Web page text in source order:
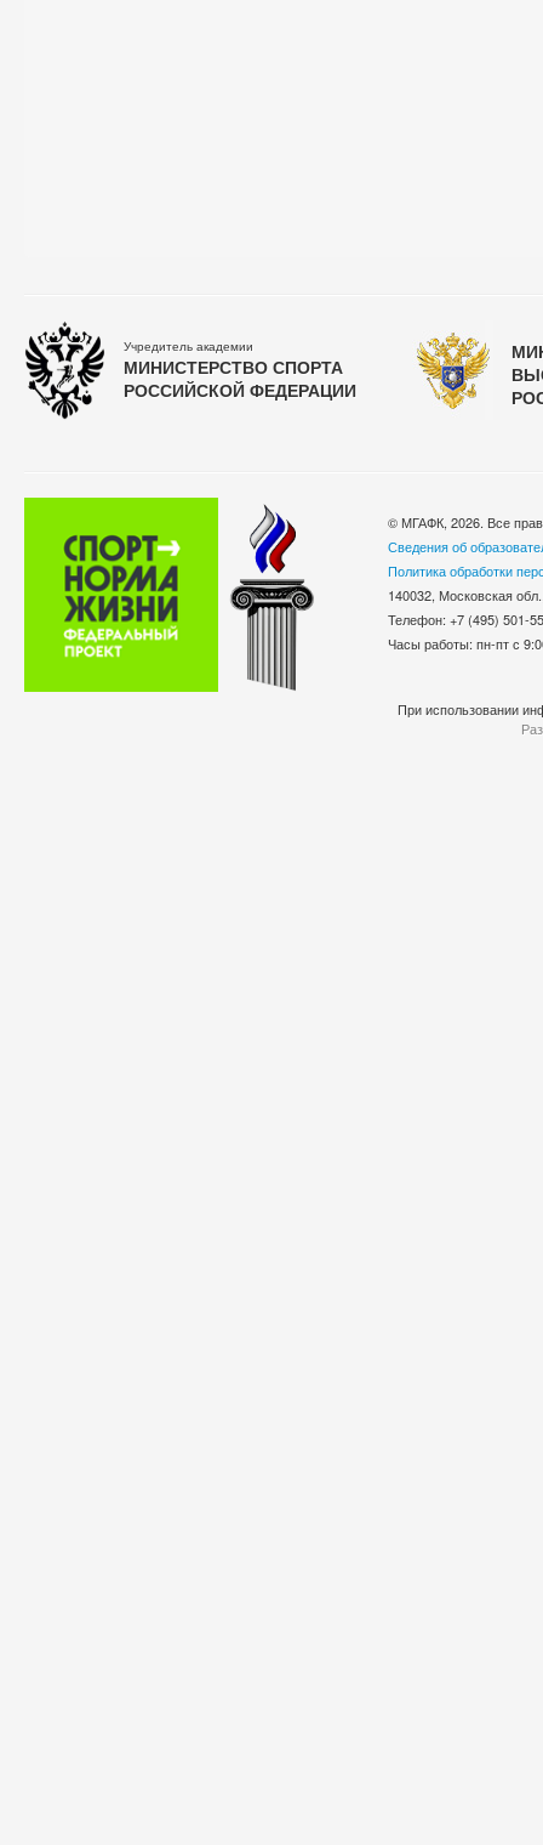
Учредитель академии
МИНИСТЕРСТВО СПОРТА
РОССИЙСКОЙ ФЕДЕРАЦИИ
© МГАФК, 2026. Все
Сведения об
Политика обработки
140032, Московская
Телефон: +7 (495)
Часы работы: пн-пт с
При использовании